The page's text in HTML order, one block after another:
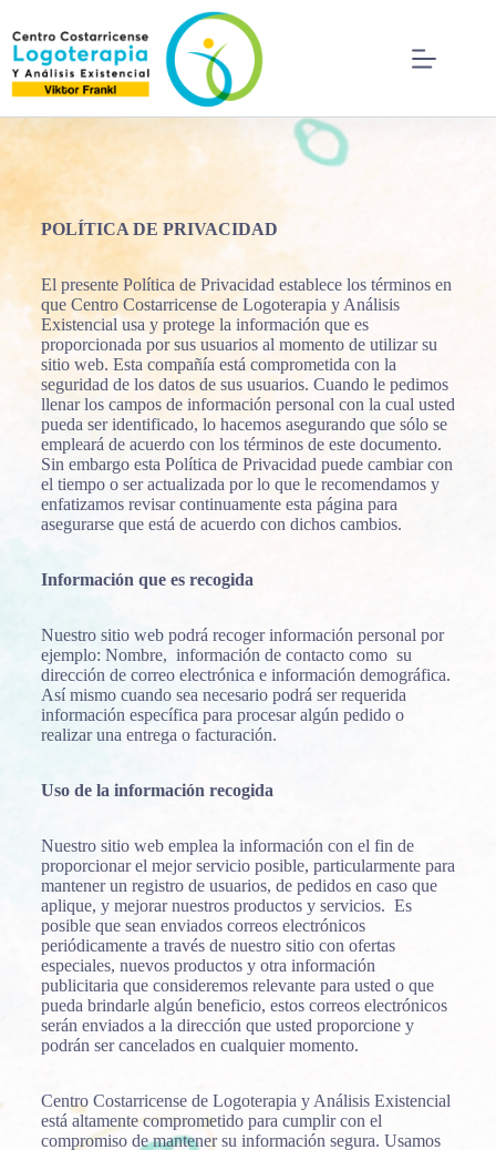
POLÍTICA DE PRIVACIDAD
El presente Política de Privacidad establece los términos en
que Centro Costarricense de Logoterapia y Análisis
Existencial usa y protege la información que es
proporcionada por sus usuarios al momento de utilizar su
sitio web. Esta compañía está comprometida con la
seguridad de los datos de sus usuarios. Cuando le pedimos
llenar los campos de información personal con la cual usted
pueda ser identificado, lo hacemos asegurando que sólo se
empleará de acuerdo con los términos de este documento.
Sin embargo esta Política de Privacidad puede cambiar con
el tiempo o ser actualizada por lo que le recomendamos y
enfatizamos revisar continuamente esta página para
asegurarse que está de acuerdo con dichos cambios.
Información que es recogida
Nuestro sitio web podrá recoger información personal por
ejemplo: Nombre, información de contacto como su
dirección de correo electrónica e información demográfica.
Así mismo cuando sea necesario podrá ser requerida
información específica para procesar algún pedido o
realizar una entrega o facturación.
Uso de la información recogida
Nuestro sitio web emplea la información con el fin de
proporcionar el mejor servicio posible, particularmente para
mantener un registro de usuarios, de pedidos en caso que
aplique, y mejorar nuestros productos y servicios. Es
posible que sean enviados correos electrónicos
periódicamente a través de nuestro sitio con ofertas
especiales, nuevos productos y otra información
publicitaria que consideremos relevante para usted o que
pueda brindarle algún beneficio, estos correos electrónicos
serán enviados a la dirección que usted proporcione y
podrán ser cancelados en cualquier momento.
Centro Costarricense de Logoterapia y Análisis Existencial
está altamente comprometido para cumplir con el
compromiso de mantener su información segura. Usamos